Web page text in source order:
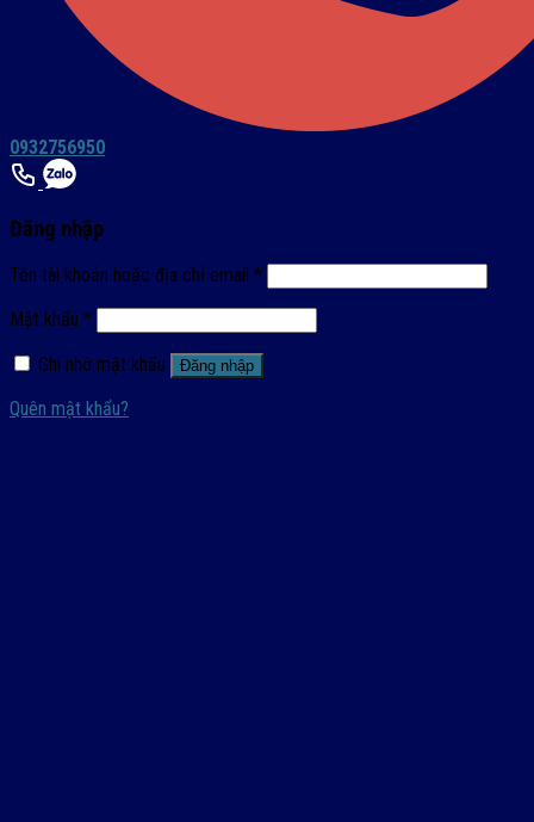
0932756950
Đăng nhập
Tên tài khoản hoặc địa chỉ email *
Mật khẩu *
Ghi nhớ mật khẩu
Đăng nhập
Quên mật khẩu?